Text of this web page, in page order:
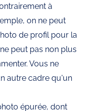
à
on ne peut
de profil pour la
peut pas non plus
Vous ne
autre cadre qu'un